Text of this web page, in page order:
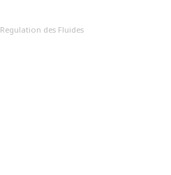
Regulation des Fluides